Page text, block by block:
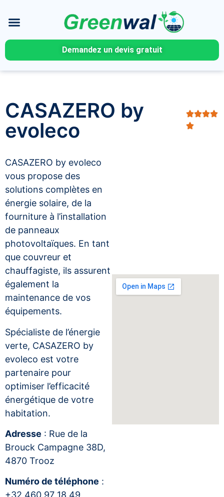
Demandez un devis gratuit
CASAZERO by
evoleco
CASAZERO by evoleco
vous propose des
solutions complètes en
énergie solaire, de la
fourniture à l’installation
de panneaux
photovoltaïques. En tant
que couvreur et
chauffagiste, ils assurent
également la
maintenance de vos
équipements.
Spécialiste de l’énergie
verte, CASAZERO by
evoleco est votre
partenaire pour
optimiser l’efficacité
énergétique de votre
habitation.
Adresse : Rue de la
Brouck Campagne 38D,
4870 Trooz
Numéro de téléphone :